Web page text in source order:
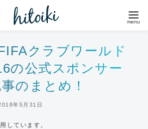
クラブワールド
の公式スポンサー
のまとめ！
年5月31日
しています。